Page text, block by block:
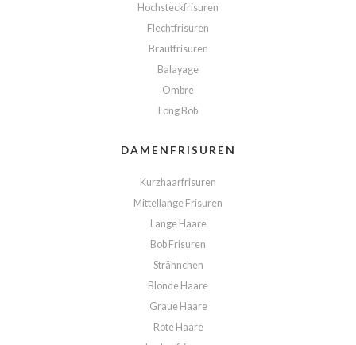
Hochsteckfrisuren
Flechtfrisuren
Brautfrisuren
Balayage
Ombre
Long Bob
DAMENFRISUREN
Kurzhaarfrisuren
Mittellange Frisuren
Lange Haare
Bob Frisuren
Strähnchen
Blonde Haare
Graue Haare
Rote Haare